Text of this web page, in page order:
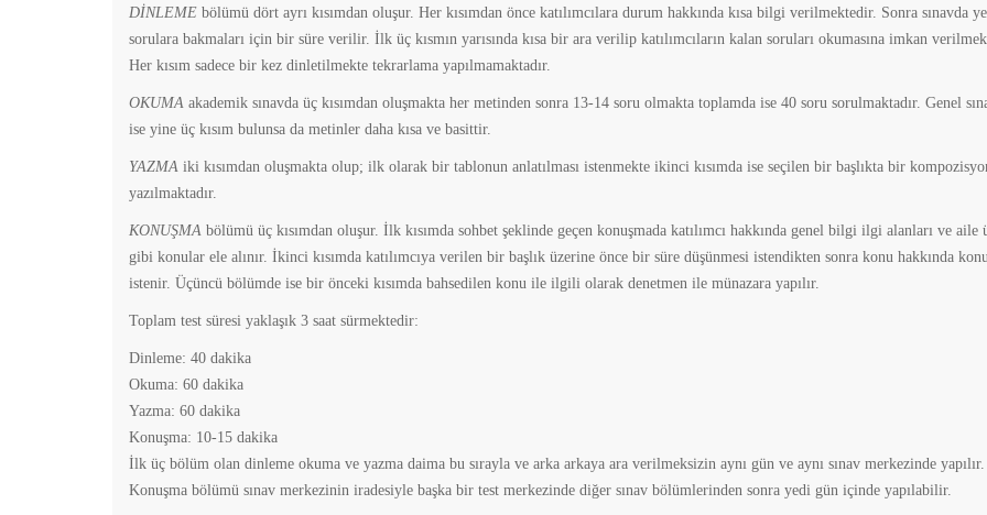
DİNLEME bölümü dört ayrı kısımdan oluşur. Her kısımdan önce katılımcılara durum hakkında kısa bilgi verilmektedir. Sonra sınavda
sorulara bakmaları için bir süre verilir. İlk üç kısmın yarısında kısa bir ara verilip katılımcıların kalan soruları okumasına imkan
Her kısım sadece bir kez dinletilmekte tekrarlama yapılmamaktadır.
OKUMA akademik sınavda üç kısımdan oluşmakta her metinden sonra 13-14 soru olmakta toplamda ise 40 soru sorulmaktadır. Genel
ise yine üç kısım bulunsa da metinler daha kısa ve basittir.
YAZMA iki kısımdan oluşmakta olup; ilk olarak bir tablonun anlatılması istenmekte ikinci kısımda ise seçilen bir başlıkta bir
yazılmaktadır.
KONUŞMA bölümü üç kısımdan oluşur. İlk kısımda sohbet şeklinde geçen konuşmada katılımcı hakkında genel bilgi ilgi alanları ve aile
gibi konular ele alınır. İkinci kısımda katılımcıya verilen bir başlık üzerine önce bir süre düşünmesi istendikten sonra konu hakkında
istenir. Üçüncü bölümde ise bir önceki kısımda bahsedilen konu ile ilgili olarak denetmen ile münazara yapılır.
Toplam test süresi yaklaşık 3 saat sürmektedir:
Dinleme: 40 dakika
Okuma: 60 dakika
Yazma: 60 dakika
Konuşma: 10-15 dakika
İlk üç bölüm olan dinleme okuma ve yazma daima bu sırayla ve arka arkaya ara verilmeksizin aynı gün ve aynı sınav merkezinde yapılır.
Konuşma bölümü sınav merkezinin iradesiyle başka bir test merkezinde diğer sınav bölümlerinden sonra yedi gün içinde yapılabilir.